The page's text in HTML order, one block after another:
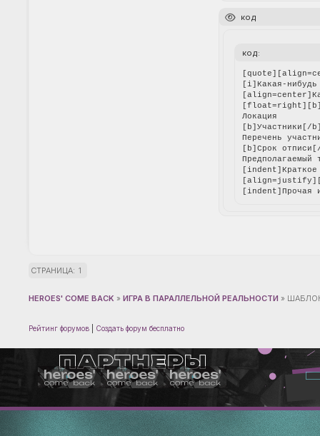
код
код:
[i]Какая-
Локация
[b]Участники[/
Перечень
[b]Срок
[indent]Краткое
[indent]Прочая
СТРАНИЦА: 1
HEROES' COME BACK » ИГРА В ПАРАЛЛЕЛЬНОЙ РЕАЛЬНОСТИ »
Рейтинг форумов Создать форум бесплатно